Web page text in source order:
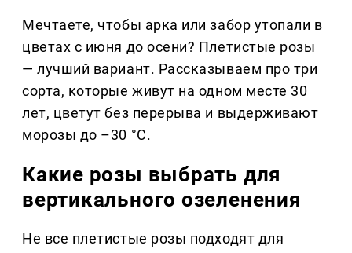
Мечтаете, чтобы арка или забор утопали в
цветах с июня до осени? Плетистые розы
— лучший вариант. Рассказываем про три
сорта, которые живут на одном месте 30
лет, цветут без перерыва и выдерживают
морозы до –30 °C.
Какие розы выбрать для
вертикального озеленения
Не все плетистые розы подходят для